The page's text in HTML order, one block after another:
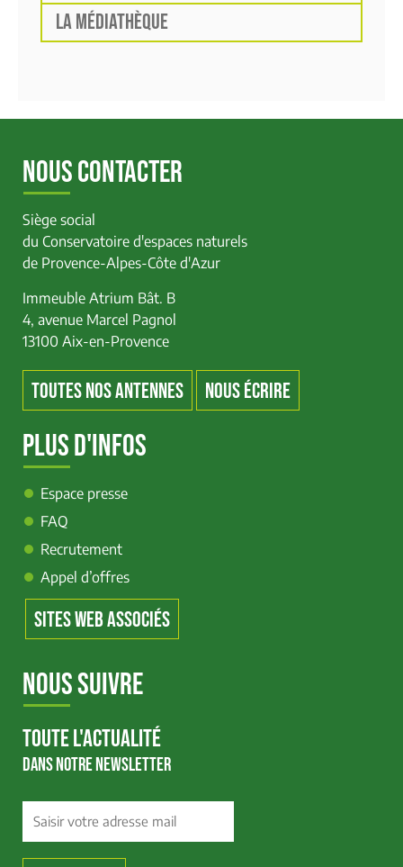
LA MÉDIATHÈQUE
NOUS CONTACTER
Siège social
du Conservatoire d'espaces naturels
de Provence-Alpes-Côte d'Azur
Immeuble Atrium Bât. B
4, avenue Marcel Pagnol
13100 Aix-en-Provence
TOUTES NOS ANTENNES NOUS ÉCRIRE
PLUS D'INFOS
Espace presse
FAQ
Recrutement
Appel d’offres
SITES WEB ASSOCIÉS
NOUS SUIVRE
TOUTE L'ACTUALITÉ
DANS NOTRE NEWSLETTER